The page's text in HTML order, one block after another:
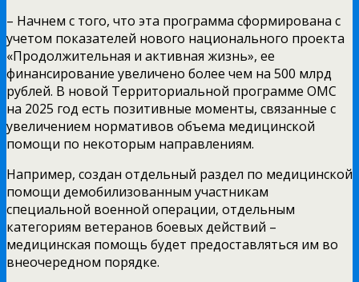
– Начнем с того, что эта программа сформирована с
учетом показателей нового национального проекта
«Продолжительная и активная жизнь», ее
финансирование увеличено более чем на 500 млрд
рублей. В новой Территориальной программе ОМС
на 2025 год есть позитивные моменты, связанные с
увеличением нормативов объема медицинской
помощи по некоторым направлениям.
Например, создан отдельный раздел по медицинской
помощи демобилизованным участникам
специальной военной операции, отдельным
категориям ветеранов боевых действий –
медицинская помощь будет предоставляться им во
внеочередном порядке.